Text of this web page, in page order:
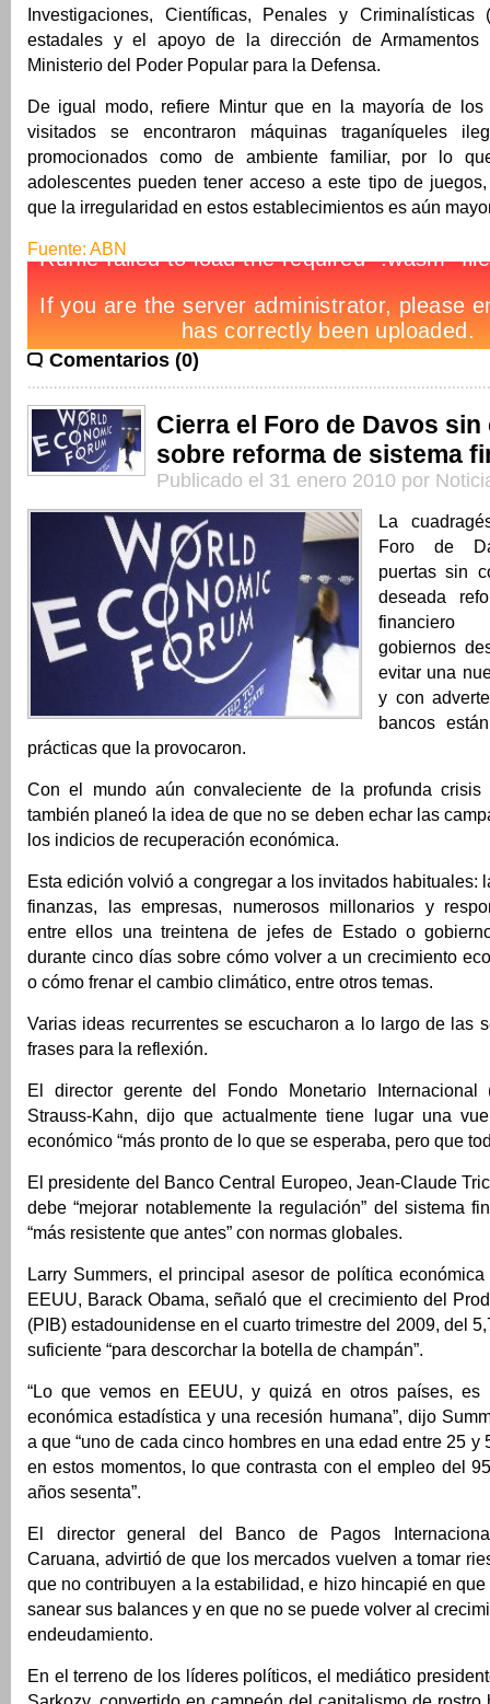
Investigaciones, Científicas, Penales y Criminalísticas
estadales y el apoyo de la dirección de Armamentos
Ministerio del Poder Popular para la Defensa.
De igual modo, refiere Mintur que en la mayoría de
visitados se encontraron máquinas traganíqueles
promocionados como de ambiente familiar, por lo
adolescentes pueden tener acceso a este tipo de
que la irregularidad en estos establecimientos es aún
Fuente: ABN
Comentarios (0)
Cierra el Foro de Davos
sobre reforma de sistema
Publicado el 31 enero 2010 por
La
Foro de
puertas sin
deseada
gobiernos
evitar una
y con
bancos
prácticas que la provocaron.
Con el mundo aún convaleciente de la profunda crisis
también planeó la idea de que no se deben echar las
los indicios de recuperación económica.
Esta edición volvió a congregar a los invitados habituales:
finanzas, las empresas, numerosos millonarios y
entre ellos una treintena de jefes de Estado o
durante cinco días sobre cómo volver a un crecimiento
o cómo frenar el cambio climático, entre otros temas.
Varias ideas recurrentes se escucharon a lo largo de las
frases para la reflexión.
El director gerente del Fondo Monetario Internacional
Strauss-Kahn, dijo que actualmente tiene lugar una
económico “más pronto de lo que se esperaba, pero que
El presidente del Banco Central Europeo, Jean-Claude
debe “mejorar notablemente la regulación” del sistema
“más resistente que antes” con normas globales.
Larry Summers, el principal asesor de política
EEUU, Barack Obama, señaló que el crecimiento del
(PIB) estadounidense en el cuarto trimestre del 2009, del
suficiente “para descorchar la botella de champán”.
“Lo que vemos en EEUU, y quizá en otros países, es
económica estadística y una recesión humana”, dijo
a que “uno de cada cinco hombres en una edad entre 25 y
en estos momentos, lo que contrasta con el empleo del
años sesenta”.
El director general del Banco de Pagos
Caruana, advirtió de que los mercados vuelven a tomar
que no contribuyen a la estabilidad, e hizo hincapié en
sanear sus balances y en que no se puede volver al
endeudamiento.
En el terreno de los líderes políticos, el mediático